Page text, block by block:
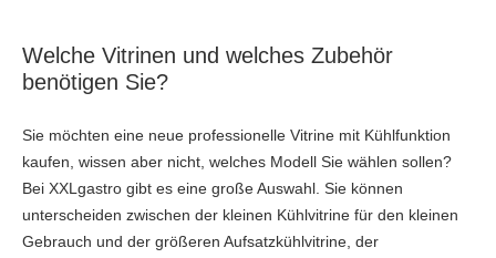
Welche Vitrinen und welches Zubehör
benötigen Sie?
Sie möchten eine neue professionelle Vitrine mit Kühlfunktion
kaufen, wissen aber nicht, welches Modell Sie wählen sollen?
Bei XXLgastro gibt es eine große Auswahl. Sie können
unterscheiden zwischen der kleinen Kühlvitrine für den kleinen
Gebrauch und der größeren Aufsatzkühlvitrine, der